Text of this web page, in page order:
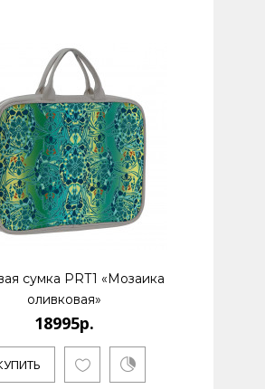
работает в
сумка PRT1 «Мозаика
оливковая»
18995р.